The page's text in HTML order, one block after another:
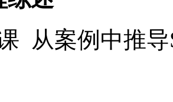
从案例中推